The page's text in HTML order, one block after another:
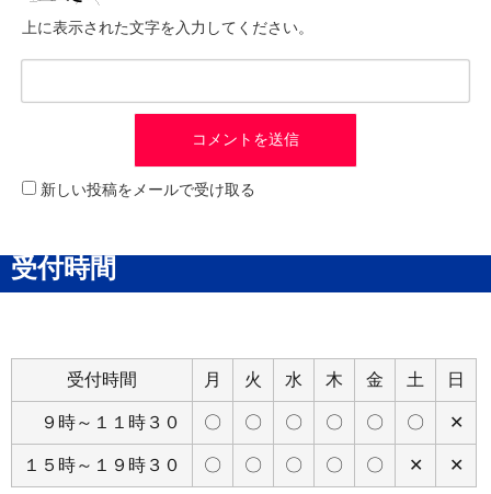
上に表示された文字を入力してください。
新しい投稿をメールで受け取る
受付時間
受付時間 月 火 水 木 金 土 日
９時～１１時３０ 〇 〇 〇 〇 〇 〇 ✕
１５時～１９時３０ 〇 〇 〇 〇 〇 ✕ ✕